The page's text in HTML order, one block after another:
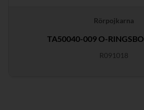
Rörpojkarna
TA50040-009 O-
R091018